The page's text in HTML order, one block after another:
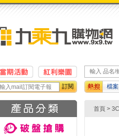
訂閱
檔
首頁 >